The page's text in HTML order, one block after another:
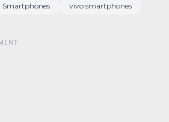
Smartphones vivo smartphones